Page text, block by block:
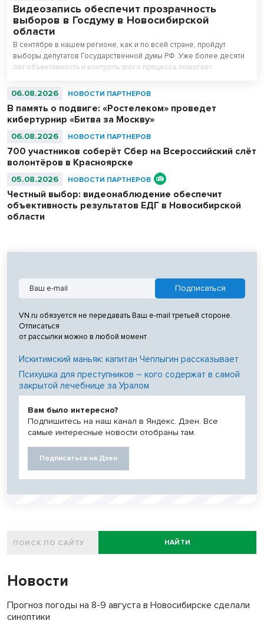
Видеозапись обеспечит прозрачность
выборов в Госдуму в Новосибирской
области
В сентябре в нашем регионе, как и по всей стране, пройдут
выборы депутатов Государственной думы РФ. Уже более десяти
лет объективность и контроль этого процесса помогает
избирательных участках.
06.08.2026 НОВОСТИ ПАРТНЕРОВ
В память о подвиге: «Ростелеком» проведет
кибертурнир «Битва за Москву»
06.08.2026 НОВОСТИ ПАРТНЕРОВ
700 участников соберёт Сбер на Всероссийский слёт
волонтёров в Красноярске
05.08.2026 НОВОСТИ ПАРТНЕРОВ
Честный выбор: видеонаблюдение обеспечит
объективность результатов ЕДГ в Новосибирской
области
VN.ru обязуется не передавать Ваш e-mail третьей стороне.
Отписаться
от рассылки можно в любой момент
Искитимский маньяк: капитан Чеплыгин рассказывает
Психушка для преступников – кого содержат в самой
закрытой лечебнице за Уралом
Вам было интересно?
Подпишитесь на наш канал в Яндекс. Дзен. Все
самые интересные новости отобраны там.
Подписаться на Дзен
НАЙТИ
Новости
Прогноз погоды на 8-9 августа в Новосибирске сделали
синоптики